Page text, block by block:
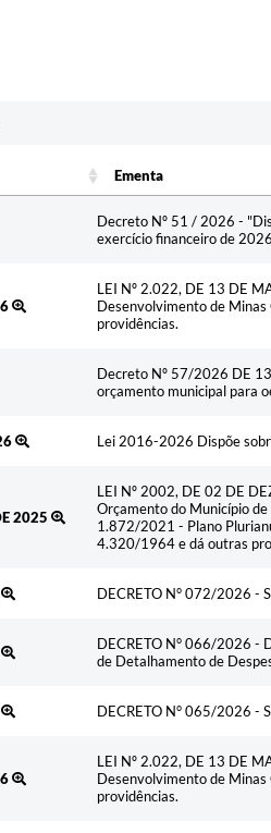
Ementa
Decreto Nº 51 / 2026 -
exercício financeiro de
LEI Nº 2.022, DE 13 DE
Desenvolvimento de
providências.
Decreto Nº 57/2026 DE
orçamento municipal para
Lei 2016-2026 Dispõe
2025
LEI Nº 2002, DE 02 DE
Orçamento do Município
1.872/2021 - Plano
4.320/1964 e dá outras
DECRETO N° 072/2026 -
DECRETO N° 066/2026 -
de Detalhamento de
DECRETO N° 065/2026 -
LEI Nº 2.022, DE 13 DE
Desenvolvimento de
providências.